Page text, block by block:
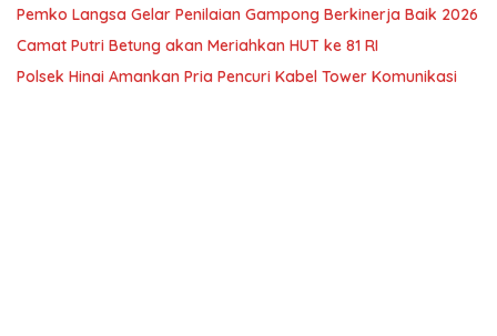
Pemko Langsa Gelar Penilaian Gampong Berkinerja Baik 2026
Camat Putri Betung akan Meriahkan HUT ke 81 RI
Polsek Hinai Amankan Pria Pencuri Kabel Tower Komunikasi